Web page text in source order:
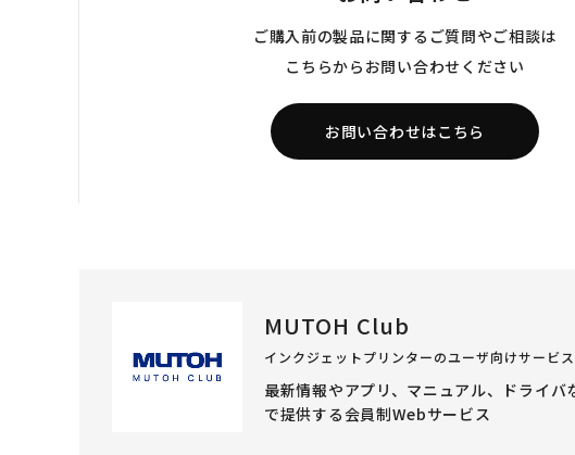
ご購入前の製品に関するご質問やご相談は
こちらからお問い合わせください
お問い合わせはこちら
MUTOH Club
インクジェットプリンターのユーザ向けサービス
最新情報やアプリ、マニュアル、ドライバ
で提供する会員制Webサービス